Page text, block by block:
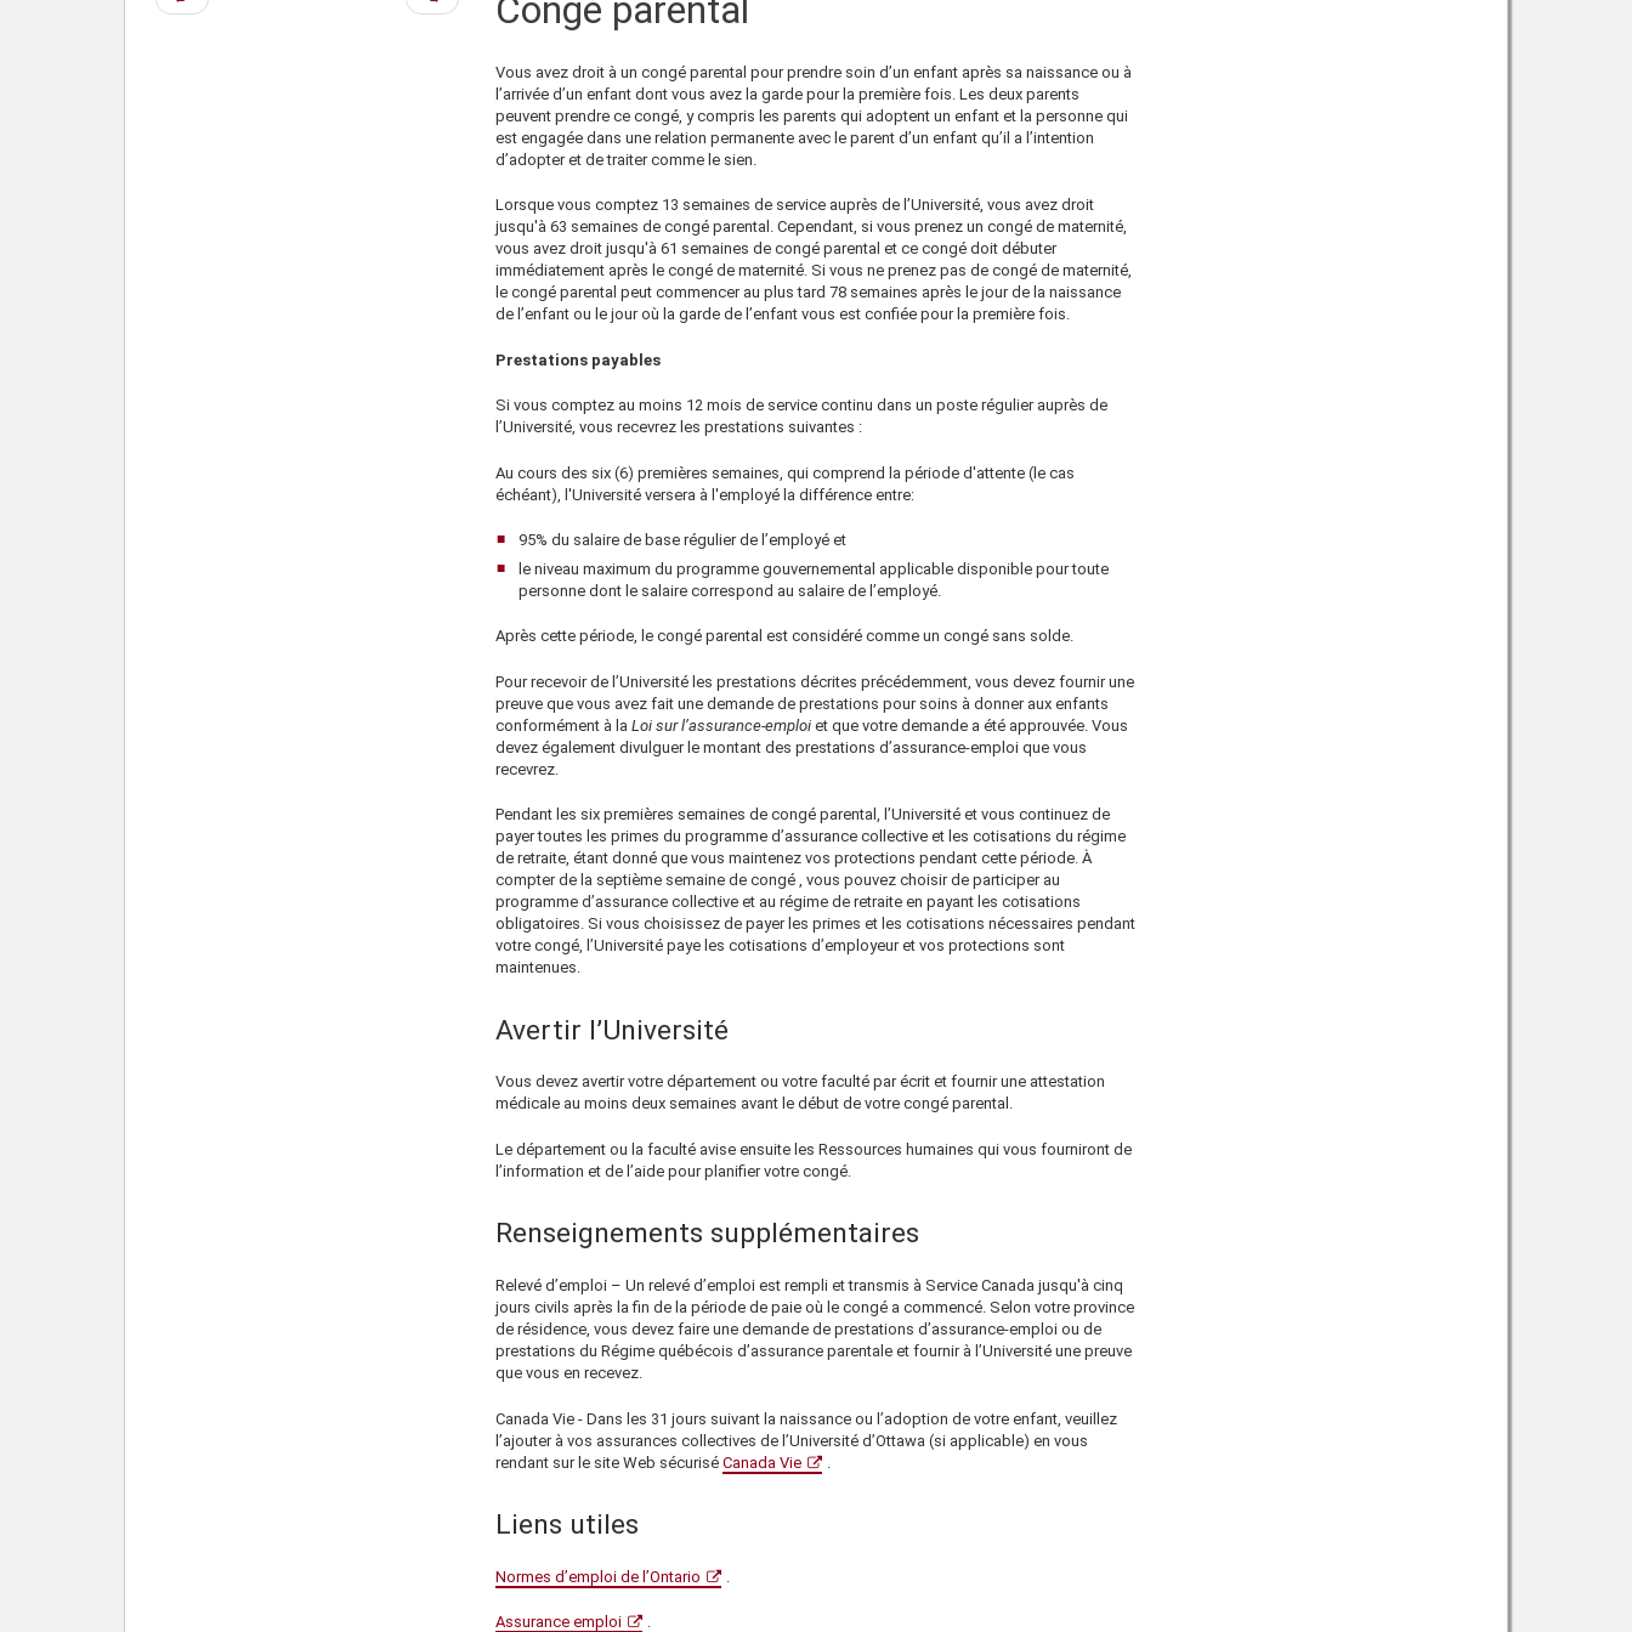
précédente
suivante
Congé parental
Vous avez droit à un congé parental pour prendre soin d’un enfant après sa naissance ou à
l’arrivée d’un enfant dont vous avez la garde pour la première fois. Les deux parents
peuvent prendre ce congé, y compris les parents qui adoptent un enfant et la personne qui
est engagée dans une relation permanente avec le parent d’un enfant qu’il a l’intention
d’adopter et de traiter comme le sien.
Lorsque vous comptez 13 semaines de service auprès de l’Université, vous avez droit
jusqu'à 63 semaines de congé parental. Cependant, si vous prenez un congé de maternité,
vous avez droit jusqu'à 61 semaines de congé parental et ce congé doit débuter
immédiatement après le congé de maternité. Si vous ne prenez pas de congé de maternité,
le congé parental peut commencer au plus tard 78 semaines après le jour de la naissance
de l’enfant ou le jour où la garde de l’enfant vous est confiée pour la première fois.
Prestations payables
Si vous comptez au moins 12 mois de service continu dans un poste régulier auprès de
l’Université, vous recevrez les prestations suivantes :
Au cours des six (6) premières semaines, qui comprend la période d'attente (le cas
échéant), l'Université versera à l'employé la différence entre:
95% du salaire de base régulier de l’employé et
le niveau maximum du programme gouvernemental applicable disponible pour toute
personne dont le salaire correspond au salaire de l’employé.
Après cette période, le congé parental est considéré comme un congé sans solde.
Pour recevoir de l’Université les prestations décrites précédemment, vous devez fournir une
preuve que vous avez fait une demande de prestations pour soins à donner aux enfants
conformément à la Loi sur l’assurance-emploiet que votre demande a été approuvée. Vous
devez également divulguer le montant des prestations d’assurance-emploi que vous
recevrez.
Pendant les sixpremières semaines de congé parental, l’Université et vous continuez de
payer toutes les primes du programme d’assurance collective et les cotisations du régime
de retraite, étant donné que vous maintenez vos protections pendant cette période. À
compter de la septièmesemaine de congé, vous pouvez choisir de participer au
programme d’assurance collective et au régime de retraite en payant les cotisations
obligatoires. Si vous choisissez de payer les primes et les cotisations nécessaires pendant
votre congé, l’Université paye les cotisations d’employeur et vos protections sont
maintenues.
Avertir l’Université
Vous devez avertir votre département ou votre faculté par écrit et fournir une attestation
médicale au moins deux semaines avant le début de votre congé parental.
Le département ou la faculté avise ensuite les Ressources humaines qui vous fourniront de
l’information et de l’aide pour planifier votre congé.
Renseignements supplémentaires
Relevé d’emploi – Un relevé d’emploi est rempli et transmis à Service Canada jusqu'à cinq
jours civils après la fin de la période de paie où le congé a commencé. Selon votre province
de résidence, vous devez faire une demande de prestations d’assurance-emploi ou de
prestations du Régime québécois d’assurance parentale et fournir à l’Université une preuve
que vous en recevez.
Canada Vie - Dans les 31 jours suivant la naissance ou l’adoption de votre enfant, veuillez
l’ajouter à vos assurances collectives de l’Université d’Ottawa (si applicable) en vous
rendant sur le site Web sécurisé Canada Vie
Liens utiles
Normes d’emploi de l’Ontario
Assurance emploi .